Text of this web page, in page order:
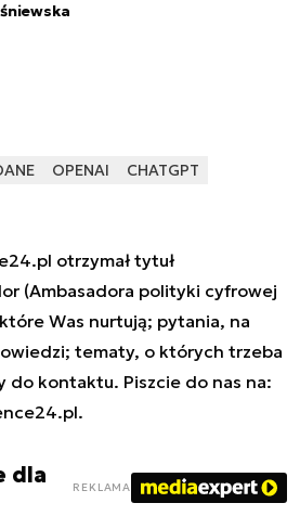
OPENAI CHATGPT
otrzymał tytuł
(Ambasadora polityki cyfrowej
Was nurtują; pytania, na
tematy, o których trzeba
do kontaktu. Piszcie do nas na:
.
dla
REKLAMA